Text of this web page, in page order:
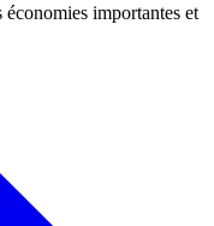
importantes et